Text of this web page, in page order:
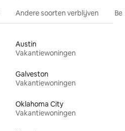
Andere soorten verblijven
Austin
Vakantiewoningen
Galveston
Vakantiewoningen
Oklahoma City
Vakantiewoningen